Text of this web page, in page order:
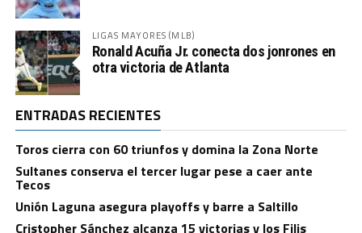
LIGAS MAYORES (MLB)
Ronald Acuña Jr. conecta dos jonrones en
otra victoria de Atlanta
ENTRADAS RECIENTES
Toros cierra con 60 triunfos y domina la Zona Norte
Sultanes conserva el tercer lugar pese a caer ante
Tecos
Unión Laguna asegura playoffs y barre a Saltillo
Cristopher Sánchez alcanza 15 victorias y los Filis